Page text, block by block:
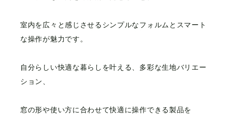
室内を広々と感じさせるシンプルなフォルムとスマート
な操作が魅力です。
自分らしい快適な暮らしを叶える、多彩な生地バリエー
ション、
窓の形や使い方に合わせて快適に操作できる製品を